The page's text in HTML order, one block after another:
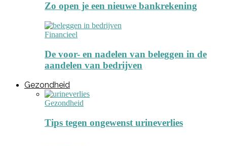
Zo open je een nieuwe bankrekening
Financieel
De voor- en nadelen van beleggen in de
aandelen van bedrijven
Gezondheid
Gezondheid
Tips tegen ongewenst urineverlies